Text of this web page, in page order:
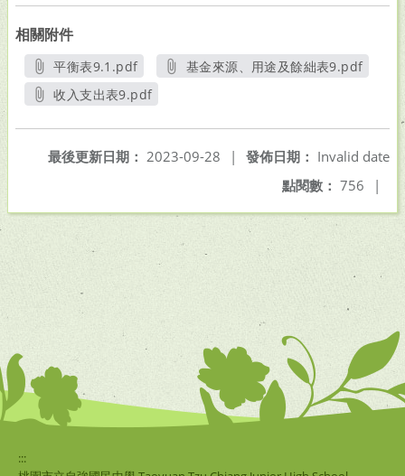
相關附件
平衡表9.1.pdf
另開新視窗
基金來源、用途及餘絀表9.pdf
收入支出表9.pdf
發佈日期： Invalid date
最後更新日期： 2023-09-28
|
點閱數： 756 |
:::